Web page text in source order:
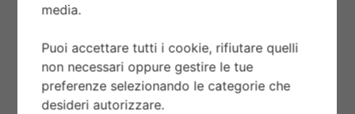
AUTONOMIA
Autonomia di circa 70 ore.
media.
Puoi accettare tutti i cookie, rifiutare quelli
non necessari oppure gestire le tue
preferenze selezionando le categorie che
desideri autorizzare.